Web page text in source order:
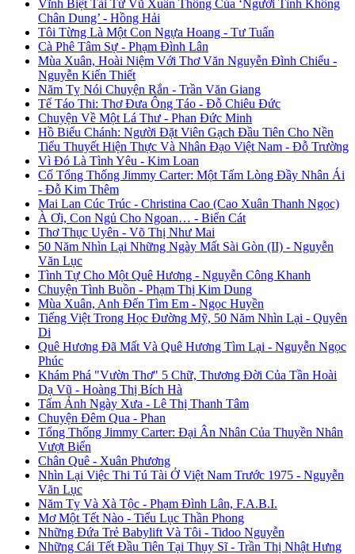
Vĩnh Biệt Tài Tử Vũ Xuân Thông Của ‘Người Tình Không
Chân Dung’ - Hồng Hải
Tôi Từng Là Một Con Ngựa Hoang - Tư Tuấn
Cà Phê Tâm Sự - Phạm Đình Lân
Mùa Xuân, Hoài Niệm Với Thơ Văn Nguyễn Đình Chiểu -
Nguyễn Kiến Thiết
Năm Tỵ Nói Chuyện Rắn - Trần Văn Giang
Tế Táo Thi: Thơ Đưa Ông Táo - Đỗ Chiêu Đức
Chuyện Về Một Lá Thư - Phan Đức Minh
Hồ Biểu Chánh: Người Đặt Viên Gạch Đầu Tiên Cho Nền
Tiểu Thuyết Hiện Thực Và Nhân Đạo Việt Nam - Đỗ Trường
Vì Đó Là Tình Yêu - Kim Loan
Cố Tổng Thống Jimmy Carter: Một Tấm Lòng Đầy Nhân Ái
- Đỗ Kim Thêm
Mai Lan Cúc Trúc - Christina Cao (Cao Xuân Thanh Ngọc)
À Ơi, Con Ngủ Cho Ngoan… - Biển Cát
Thơ Thục Uyên - Võ Thị Như Mai
50 Năm Nhìn Lại Những Ngày Mất Sài Gòn (II) - Nguyễn
Văn Lục
Tình Tự Cho Một Quê Hương - Nguyễn Công Khanh
Chuyện Tình Buồn - Phạm Thị Kim Dung
Mùa Xuân, Anh Đến Tìm Em - Ngọc Huyền
Tiếng Việt Trong Học Đường Mỹ, 50 Năm Nhìn Lại - Quyên
Di
Quê Hương Đã Mất Và Quê Hương Tìm Lại - Nguyễn Ngọc
Phúc
Khám Phá "Vườn Thơ" 5 Chữ, Thương Đời Của Tần Hoài
Dạ Vũ - Hoàng Thị Bích Hà
Tấm Ảnh Ngày Xưa - Lê Thị Thanh Tâm
Chuyện Đêm Qua - Phan
Tổng Thống Jimmy Carter: Đại Ân Nhân Của Thuyền Nhân
Vượt Biển
Chân Quê - Xuân Phương
Nhìn Lại Việc Thi Tú Tài Ở Việt Nam Trước 1975 - Nguyễn
Văn Lục
Năm Tỵ Và Xà Tộc - Phạm Đình Lân, F.A.B.I.
Mơ Một Tết Nào - Tiểu Lục Thần Phong
Những Đứa Trẻ Babylift Và Tôi - Tidoo Nguyễn
Những Cái Tết Đầu Tiên Tại Thụy Sĩ - Trần Thị Nhật Hưng